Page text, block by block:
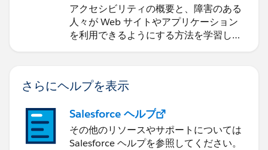
アクセシビリティの概要と、障害のある
人々が Web サイトやアプリケーション
を利用できるようにする方法を学習しま
さらにヘルプを表示
Salesforce ヘルプ
その他のリソースやサポートについては
Salesforce ヘルプを参照してください。